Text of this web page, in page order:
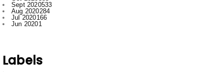
Ambagarh
Ambagarh Chauki